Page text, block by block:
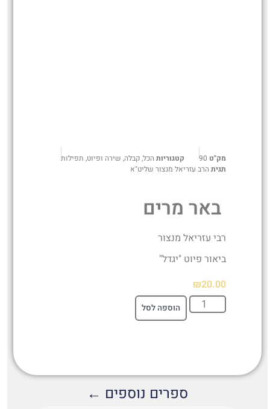
מק"ט 90 קטגוריות הכל,קבלה, שירה ופיוט, תפילות
תגית הרב עזריאל מנצור שליט"א
באר מרים
רבי עזריאל מנצור
ביאור פיוט "יגדל"
₪20.00
הוספה לסל
ספרים נוספים ←